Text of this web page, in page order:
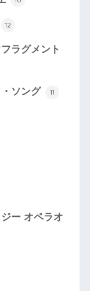
12
ラグメント
ソング 11
ー オペラオ